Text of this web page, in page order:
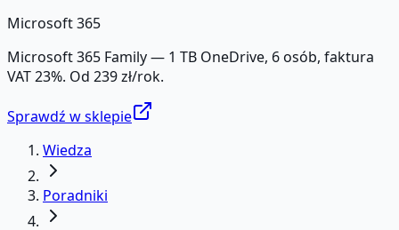
Microsoft 365
Microsoft 365 Family — 1 TB OneDrive, 6 osób, faktura
VAT 23%. Od 239 zł/rok.
Sprawdź w sklepie
Wiedza
Poradniki